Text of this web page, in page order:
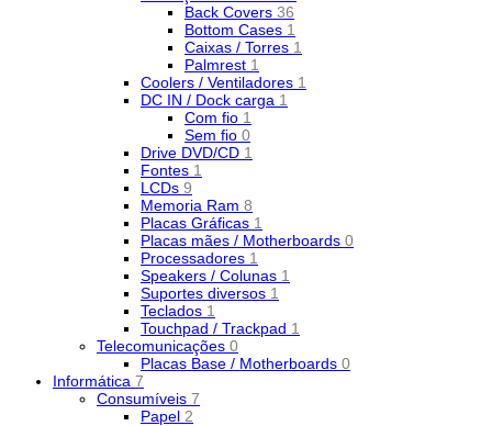
Back Covers 36
Bottom Cases 1
Caixas / Torres 1
Palmrest 1
Coolers / Ventiladores 1
DC IN / Dock carga 1
Com fio 1
Sem fio 0
Drive DVD/CD 1
Fontes 1
LCDs 9
Memoria Ram 8
Placas Gráficas 1
Placas mães / Motherboards 0
Processadores 1
Speakers / Colunas 1
Suportes diversos 1
Teclados 1
Touchpad / Trackpad 1
Telecomunicações 0
Placas Base / Motherboards 0
Informática 7
Consumíveis 7
Papel 2